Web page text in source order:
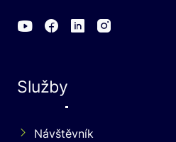
Služby
Návštěvník